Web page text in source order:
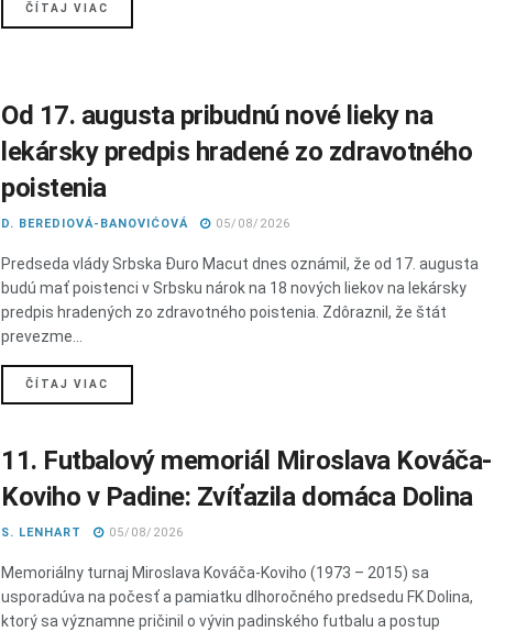
ČÍTAJ VIAC
Od 17. augusta pribudnú nové lieky na
lekársky predpis hradené zo zdravotného
poistenia
D. BEREDIOVÁ-BANOVIĆOVÁ 05/08/2026
Predseda vlády Srbska Đuro Macut dnes oznámil, že od 17. augusta
budú mať poistenci v Srbsku nárok na 18 nových liekov na lekársky
predpis hradených zo zdravotného poistenia. Zdôraznil, že štát
prevezme...
ČÍTAJ VIAC
11. Futbalový memoriál Miroslava Kováča-
Koviho v Padine: Zvíťazila domáca Dolina
S. LENHART 05/08/2026
Memoriálny turnaj Miroslava Kováča-Koviho (1973 – 2015) sa
usporadúva na počesť a pamiatku dlhoročného predsedu FK Dolina,
ktorý sa významne pričinil o vývin padinského futbalu a postup